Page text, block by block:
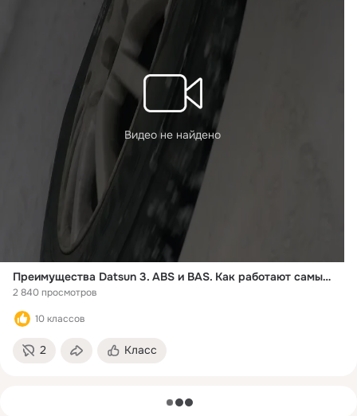
Видео не найдено
Преимущества Datsun 3. ABS и BAS. Как работают самые нужные зимой системы.
2 840 просмотров
10 классов
2 Класс